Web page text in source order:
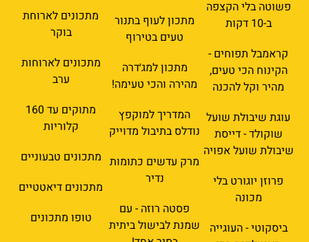
פשוטה בלי הקצפה
ב-10 דקות
קראמבל תפוחים -
הקינוח הכי טעים,
מהיר וקל להכנה
עוגת שיבולת שועל
שוקולד - דייסת
שיבולת שועל אפויה
פרוזן יוגורט בלי
מכונה
ביסקוטי - העוגייה
מתכון לעוף בתנור
טעים בטירוף
מתכון למג׳דרה
מהירה והכי טעימה!
המדריך למוקפץ
נודלס בתיבול מדוייק
מרק עדשים כתומות
נדיר
פסטה רוזה - עם
שמנת לבישול ביתית
מתכונים לארוחת
בוקר
מתכונים לארוחות
ערב
מתוקים עד 160
קלוריות
מתכונים טבעוניים
מתכונים דיאטטיים
טופו מתכונים